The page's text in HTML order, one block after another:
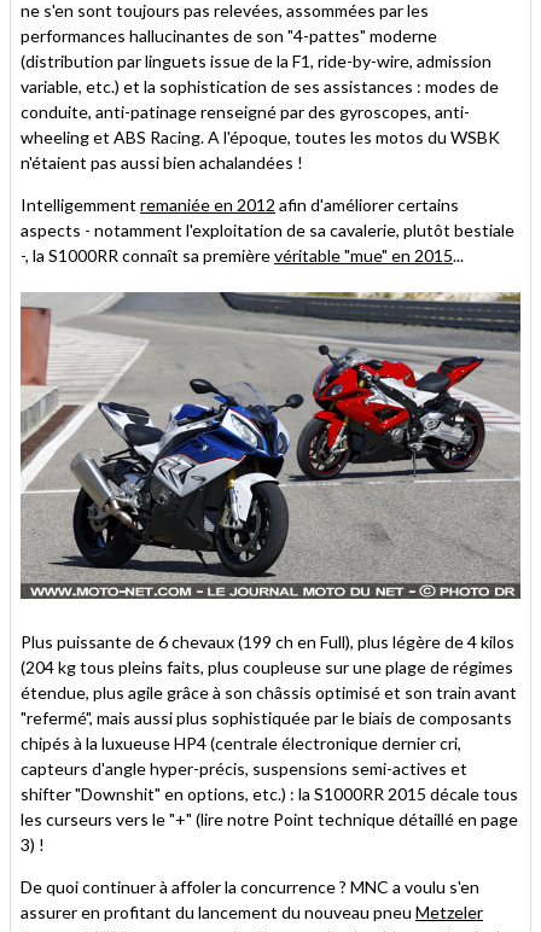
ne s'en sont toujours pas relevées, assommées par les
performances hallucinantes de son "4-pattes" moderne
(distribution par linguets issue de la F1, ride-by-wire, admission
variable, etc.) et la sophistication de ses assistances : modes de
conduite, anti-patinage renseigné par des gyroscopes, anti-
wheeling et ABS Racing. A l'époque, toutes les motos du WSBK
n'étaient pas aussi bien achalandées !
Intelligemment remaniée en 2012 afin d'améliorer certains
aspects - notamment l'exploitation de sa cavalerie, plutôt bestiale
-, la S1000RR connaît sa premièrevéritable "mue" en 2015...
Plus puissante de 6 chevaux (199 ch en Full), plus légère de 4 kilos
(204 kg tous pleins faits, plus coupleuse sur une plage de régimes
étendue, plus agile grâce à son châssis optimisé et son train avant
"refermé", mais aussi plus sophistiquée par le biais de composants
chipés à la luxueuse HP4 (centrale électronique dernier cri,
capteurs d'angle hyper-précis, suspensions semi-actives et
shifter "Downshit" en options, etc.) : la S1000RR 2015 décale tous
les curseurs vers le "+" (lire notre Point technique détaillé en page
3) !
De quoi continuer à affoler la concurrence ? MNC a voulu s'en
assurer en profitant du lancement du nouveau pneu Metzeler